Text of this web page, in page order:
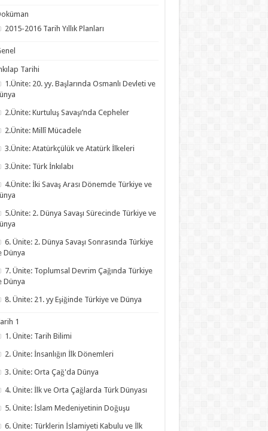
2015-2016 Tarih Yıllık Planları
Tarihi
1.Ünite: 20. yy. Başlarında Osmanlı Devleti ve
2.Ünite: Kurtuluş Savaşı’nda Cepheler
2.Ünite: Millî Mücadele
3.Ünite: Atatürkçülük ve Atatürk İlkeleri
3.Ünite: Türk İnkılabı
4.Ünite: İki Savaş Arası Dönemde Türkiye ve
5.Ünite: 2. Dünya Savaşı Sürecinde Türkiye ve
6. Ünite: 2. Dünya Savaşı Sonrasında Türkiye
Dünya
7. Ünite: Toplumsal Devrim Çağında Türkiye
Dünya
8. Ünite: 21. yy Eşiğinde Türkiye ve Dünya
1
1. Ünite: Tarih Bilimi
2. Ünite: İnsanlığın İlk Dönemleri
3. Ünite: Orta Çağ'da Dünya
4. Ünite: İlk ve Orta Çağlarda Türk Dünyası
5. Ünite: İslam Medeniyetinin Doğuşu
6. Ünite: Türklerin İslamiyeti Kabulu ve İlk